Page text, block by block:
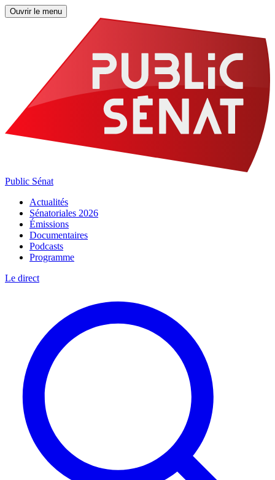
Ouvrir le menu
Public Sénat
Actualités
Sénatoriales 2026
Émissions
Documentaires
Podcasts
Programme
Le direct